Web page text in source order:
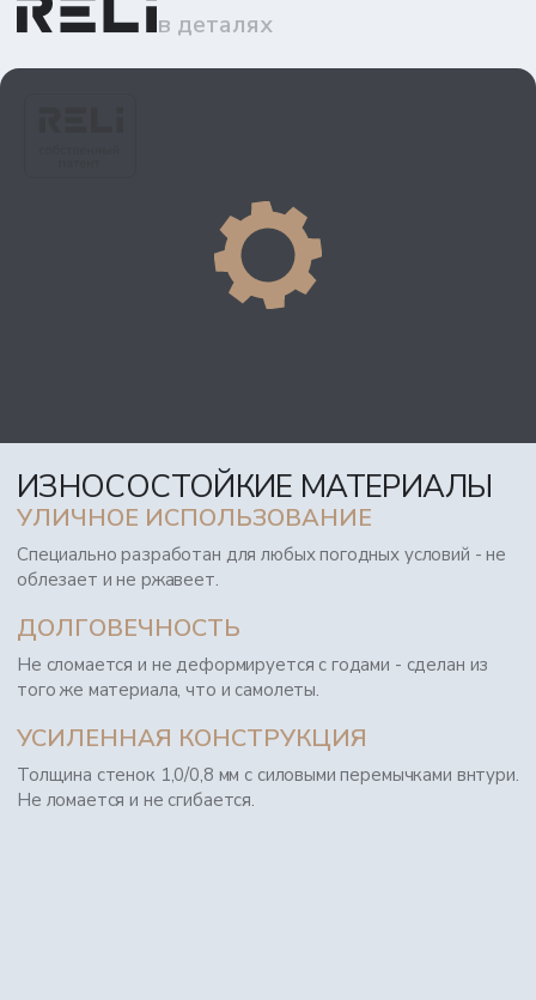
в деталях
ИЗНОСОСТОЙКИЕ МАТЕРИАЛЫ
УЛИЧНОЕ ИСПОЛЬЗОВАНИЕ
Специально разработан для любых погодных условий - не
облезает и не ржавеет.
ДОЛГОВЕЧНОСТЬ
Не сломается и не деформируется с годами - сделан из
того же материала, что и самолеты.
УСИЛЕННАЯ КОНСТРУКЦИЯ
Толщина стенок 1,0/0,8 мм с силовыми перемычками внтури.
Не ломается и не сгибается.